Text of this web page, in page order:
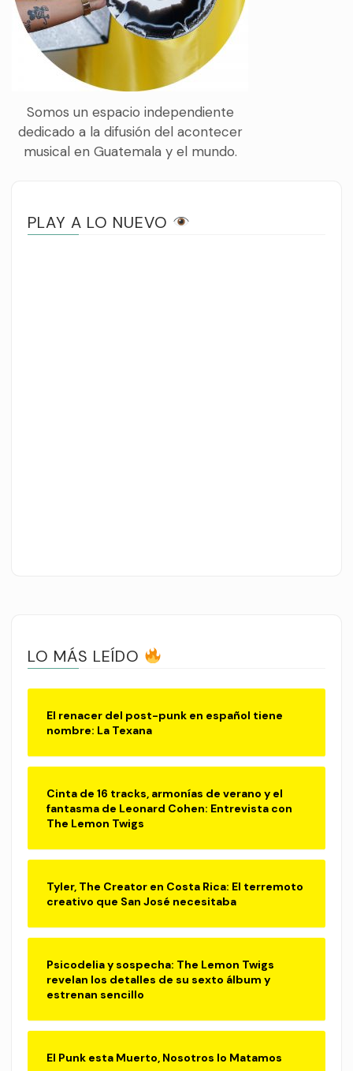
Somos un espacio independiente
dedicado a la difusión del acontecer
musical en Guatemala y el mundo.
PLAY A LO NUEVO
LO MÁS LEÍDO
El renacer del post-punk en español tiene
nombre: La Texana
Cinta de 16 tracks, armonías de verano y el
fantasma de Leonard Cohen: Entrevista con
The Lemon Twigs
Tyler, The Creator en Costa Rica: El terremoto
creativo que San José necesitaba
Psicodelia y sospecha: The Lemon Twigs
revelan los detalles de su sexto álbum y
estrenan sencillo
El Punk esta Muerto, Nosotros lo Matamos